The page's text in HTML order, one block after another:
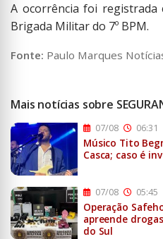
A ocorrência foi registrada
Brigada Militar do 7º BPM.
Fonte: Paulo Marques
Mais notícias sobre
07/08 06:31
Músico Tito
Casca; caso é
07/08 05:45
Operação
apreende
do Sul